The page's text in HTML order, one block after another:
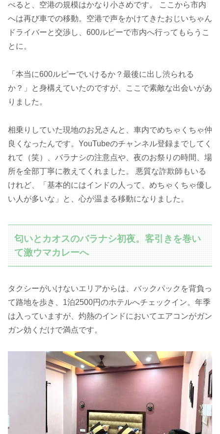
べると、空港の規模はかなり小さめです。 ここから市内
へは再び車での移動。空港で声をかけてきたおじいちゃん
ドライバーと交渉し、600ルピーで市内へ行ってもらうこ
とに。
「本当に600ルピーでいけるか？最後に出し渋られる
か？」と身構えていたのですが、ここで素敵な出会いがあ
りました。
相乗りしていた現地のお兄さんと、車内でめちゃくちゃ仲
良くなったんです。YouTubeのチャンネル登録までしてく
れて（笑）、バラナシの注意点や、夜のお祭りの時間、場
所を全部丁寧に教えてくれました。 悪質な詐欺師もいる
けれど、「基本的にはインドの人って、めちゃくちゃ優し
い人が多いな」と、心が温まる移動になりました。
匂いとカオスのバラナシ初夜。客引きを巻い
て激ウマカレーへ
タクシーがいけないエリアからは、バックパックを背負っ
て路地を歩き、1泊2500円のホテルへチェックイン。年季
は入っていますが、灼熱のインドにおいてエアコンがガン
ガン効くだけで満点です。